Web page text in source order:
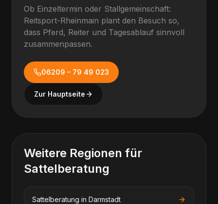
Ob Einzeltermin oder Stallgemeinschaft:
Reitsport-Rheinmain plant den Besuch so,
dass Pferd, Reiter und Tagesablauf sinnvoll
zusammenpassen.
06209 – 79 49 023
Zur Hauptseite
Weitere Regionen für
Sattelberatung
Sattelberatung in Darmstadt